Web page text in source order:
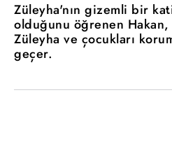
Züleyha'nın gizemli bir
olduğunu öğrenen
Züleyha ve çocukları
geçer.